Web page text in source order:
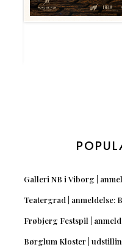
Galleri NB i Viborg |
Teatergrad | anmeldelse:
Frøbjerg Festspil |
Børglum Kloster |